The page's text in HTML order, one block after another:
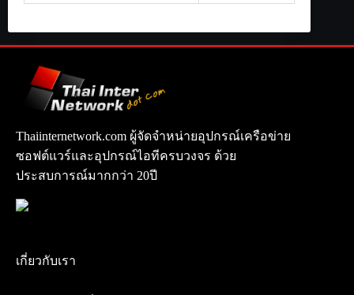
Thaiinternetwork.com ผู้จัดจำหน่ายอุปกรณ์เครือข่าย
ซอฟต์แวร์และอุปกรณ์ไอทีครบวงจร ด้วย
ประสบการณ์มากกว่า 20ปี
เกี่ยวกับเรา